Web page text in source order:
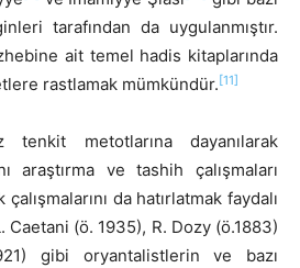
tarafından da uygulanmıştır.
ait temel hadis kitaplarında
rastlamak mümkündür.[11]
tenkit metotlarına dayanılarak
araştırma ve tashih çalışmaları
da hatırlatmak faydalı
Caetani (ö. 1935), R. Dozy (ö.1883)
gibi oryantalistlerin ve bazı